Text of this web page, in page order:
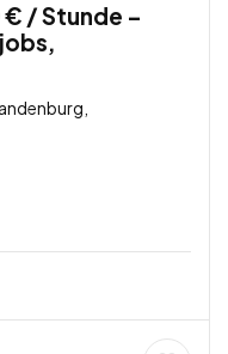
/ Stunde –